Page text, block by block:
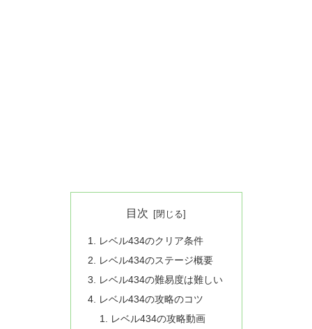
目次
レベル434のクリア条件
レベル434のステージ概要
レベル434の難易度は難しい
レベル434の攻略のコツ
レベル434の攻略動画